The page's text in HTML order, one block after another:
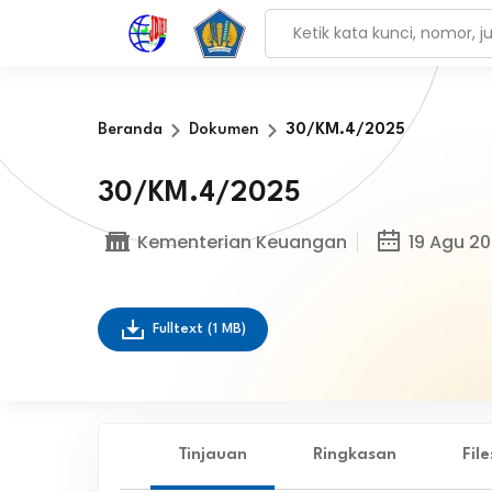
Beranda Dokumen 30/KM.4/2025
30/KM.4/2025
Kementerian Keuangan 19 Agu
Fulltext (1 MB)
Tinjauan Ringkasan